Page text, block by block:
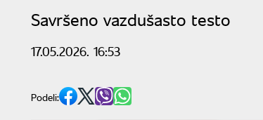
Savršeno vazdušasto testo
17.05.2026. 16:53
Podeli: